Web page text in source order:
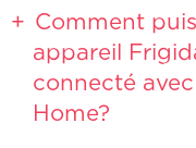
Comment
appareil
connecté
Home?